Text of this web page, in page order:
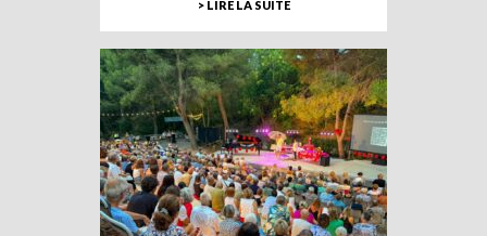
> LIRE LA SUITE